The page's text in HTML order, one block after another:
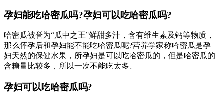
孕妇能吃哈密瓜吗?孕妇可以吃哈密瓜吗?
哈密瓜被誉为“瓜中之王”鲜甜多汁，含有维生素及钙等物质，
那么怀孕后和孕妇能不能吃哈密瓜呢?营养学家称哈密瓜是孕
妇天然的保健水果，所孕妇是可以吃哈密瓜的，但是哈密瓜的
含糖量比较多，所以一次不能吃太多。
孕妇可以吃哈密瓜吗?